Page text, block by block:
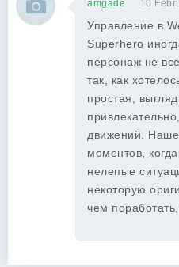
amgade 10
Управление в
Superhero
персонаж не
так, как
простая,
движений.
моментов,
нелепые
некоторую
чем